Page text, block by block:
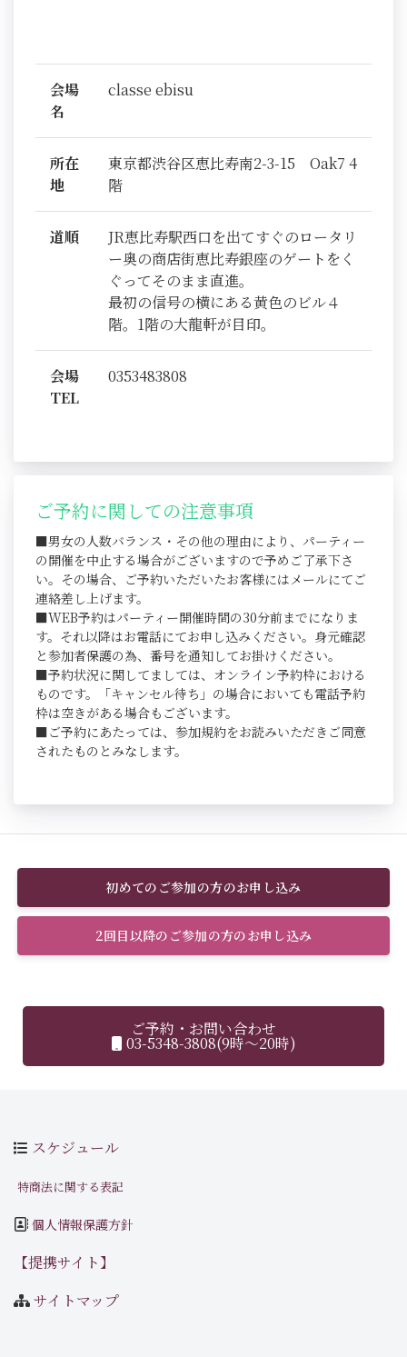
会場
名
classe ebisu
所在
地
東京都渋谷区恵比寿南2-3-15 Oak7 4
階
道順
JR恵比寿駅西口を出てすぐのロータリ
ー奥の商店街恵比寿銀座のゲートをく
ぐってそのまま直進。
最初の信号の横にある黄色のビル４
階。1階の大龍軒が目印。
会場
TEL
0353483808
ご予約に関しての注意事項
■男女の人数バランス・その他の理由により、パーティー
の開催を中止する場合がございますので予めご了承下さ
い。その場合、ご予約いただいたお客様にはメールにてご
連絡差し上げます。
■WEB予約はパーティー開催時間の30分前までになりま
す。それ以降はお電話にてお申し込みください。身元確認
と参加者保護の為、番号を通知してお掛けください。
■予約状況に関してましては、オンライン予約枠における
ものです。「キャンセル待ち」の場合においても電話予約
枠は空きがある場合もございます。
■ご予約にあたっては、参加規約をお読みいただきご同意
されたものとみなします。
初めてのご参加の方のお申し込み
2回目以降のご参加の方のお申し込み
ご予約・お問い合わせ
03-5348-3808(9時～20時)
スケジュール
特商法に関する表記
個人情報保護方針
【提携サイト】
サイトマップ